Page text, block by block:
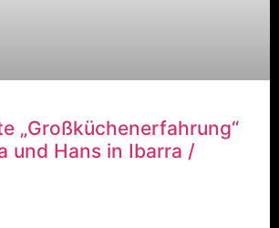
„Großküchenerfahrung“
und Hans in Ibarra /